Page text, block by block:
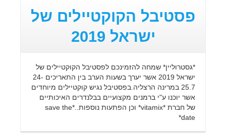
פסטיבל הקוקטיילים של
ישראל 2019
*גסטרוליין* שמחה להזמינכם לפסטיבל הקוקטיילים של
ישראל 2019 אשר יערך בשעות הערב בין התאריכים 24-
25.7 במרינה הרצליה.בפסטיבל נגיש קוקטיילים מיוחדים
אשר יוכנו ע"י ברמנים מקצועיים בבלנדרים האיכותיים
של חברת *vitamix* וכן הפתעות נוספות..*save the
date*